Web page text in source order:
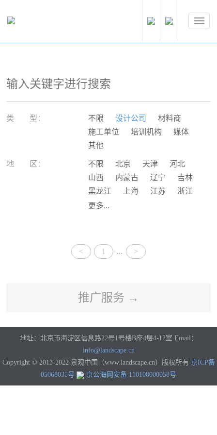
类 型： 不限 设计公司
材料商
施工单位
培训机构
媒体
其他
地 区： 不限 北京 天津
河北
山西
内蒙古 辽宁
吉林
黑龙江
上海 江苏
浙江
安徽
贵州
云南 西藏
甘肃
青海 宁夏
更多...
< 1 ... >
推广服务 →
地址：北京市海淀区信息路22号1号楼B座4层4-12室 Email：
info@landscape.cn
Copyright © 2013-2022 景观中国（www.landscape.cn）版权所有 京ICP备
05068035号
京公海网安备 110108000058号